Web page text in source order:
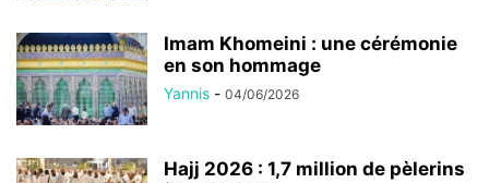
Imam Khomeini : une cérémonie
en son hommage
Yannis - 04/06/2026
Hajj 2026 : 1,7 million de pèlerins